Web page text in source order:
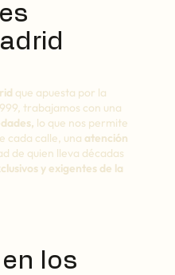
que apuesta por la
trabajamos con una
lo que nos permite
cada calle, una atención
de quien lleva décadas
y exigentes de la
los